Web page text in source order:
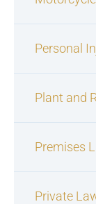
Personal
Plant and
Premises
Private